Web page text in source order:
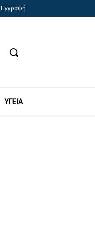
ΥΓΕΙΑ